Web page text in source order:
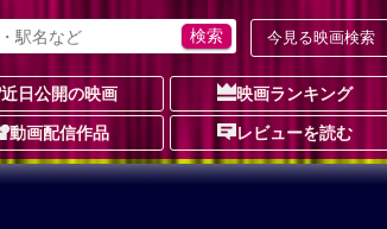
今見る映画検索
近日公開の映画 映画ランキング
動画配信作品 レビューを読む